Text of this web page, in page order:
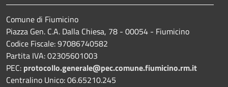
Comune di Fiumicino
Piazza Gen. C.A. Dalla Chiesa, 78 - 00054 - Fiumicino
Codice Fiscale: 97086740582
Partita IVA: 02305601003
PEC: protocollo.generale@pec.comune.fiumicino.rm.it
Centralino Unico: 06.65210.245